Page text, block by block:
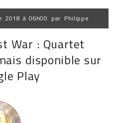
2018 à 06h00 par Philippe
War : Quartet
disponible sur
Play